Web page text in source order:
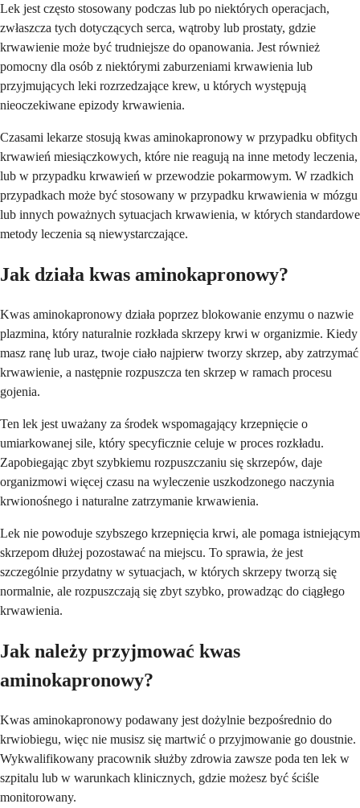
Lek jest często stosowany podczas lub po niektórych operacjach,
zwłaszcza tych dotyczących serca, wątroby lub prostaty, gdzie
krwawienie może być trudniejsze do opanowania. Jest również
pomocny dla osób z niektórymi zaburzeniami krwawienia lub
przyjmujących leki rozrzedzające krew, u których występują
nieoczekiwane epizody krwawienia.
Czasami lekarze stosują kwas aminokapronowy w przypadku obfitych
krwawień miesiączkowych, które nie reagują na inne metody leczenia,
lub w przypadku krwawień w przewodzie pokarmowym. W rzadkich
przypadkach może być stosowany w przypadku krwawienia w mózgu
lub innych poważnych sytuacjach krwawienia, w których standardowe
metody leczenia są niewystarczające.
Jak działa kwas aminokapronowy?
Kwas aminokapronowy działa poprzez blokowanie enzymu o nazwie
plazmina, który naturalnie rozkłada skrzepy krwi w organizmie. Kiedy
masz ranę lub uraz, twoje ciało najpierw tworzy skrzep, aby zatrzymać
krwawienie, a następnie rozpuszcza ten skrzep w ramach procesu
gojenia.
Ten lek jest uważany za środek wspomagający krzepnięcie o
umiarkowanej sile, który specyficznie celuje w proces rozkładu.
Zapobiegając zbyt szybkiemu rozpuszczaniu się skrzepów, daje
organizmowi więcej czasu na wyleczenie uszkodzonego naczynia
krwionośnego i naturalne zatrzymanie krwawienia.
Lek nie powoduje szybszego krzepnięcia krwi, ale pomaga istniejącym
skrzepom dłużej pozostawać na miejscu. To sprawia, że jest
szczególnie przydatny w sytuacjach, w których skrzepy tworzą się
normalnie, ale rozpuszczają się zbyt szybko, prowadząc do ciągłego
krwawienia.
Jak należy przyjmować kwas
aminokapronowy?
Kwas aminokapronowy podawany jest dożylnie bezpośrednio do
krwiobiegu, więc nie musisz się martwić o przyjmowanie go doustnie.
Wykwalifikowany pracownik służby zdrowia zawsze poda ten lek w
szpitalu lub w warunkach klinicznych, gdzie możesz być ściśle
monitorowany.